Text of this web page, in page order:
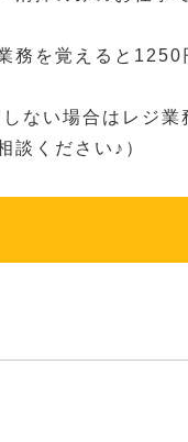
務を覚えると1250
ない場合はレジ業
談ください♪）